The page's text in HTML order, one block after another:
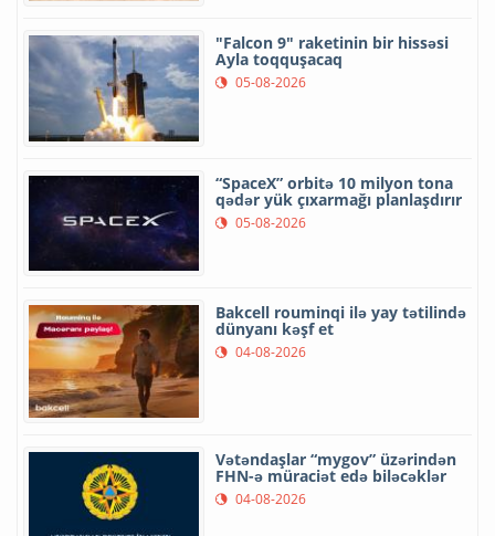
"Falcon 9" raketinin bir hissəsi
Ayla toqquşacaq
05-08-2026
“SpaceX” orbitə 10 milyon tona
qədər yük çıxarmağı planlaşdırır
05-08-2026
Bakcell rouminqi ilə yay tətilində
dünyanı kəşf et
04-08-2026
Vətəndaşlar “mygov” üzərindən
FHN-ə müraciət edə biləcəklər
04-08-2026